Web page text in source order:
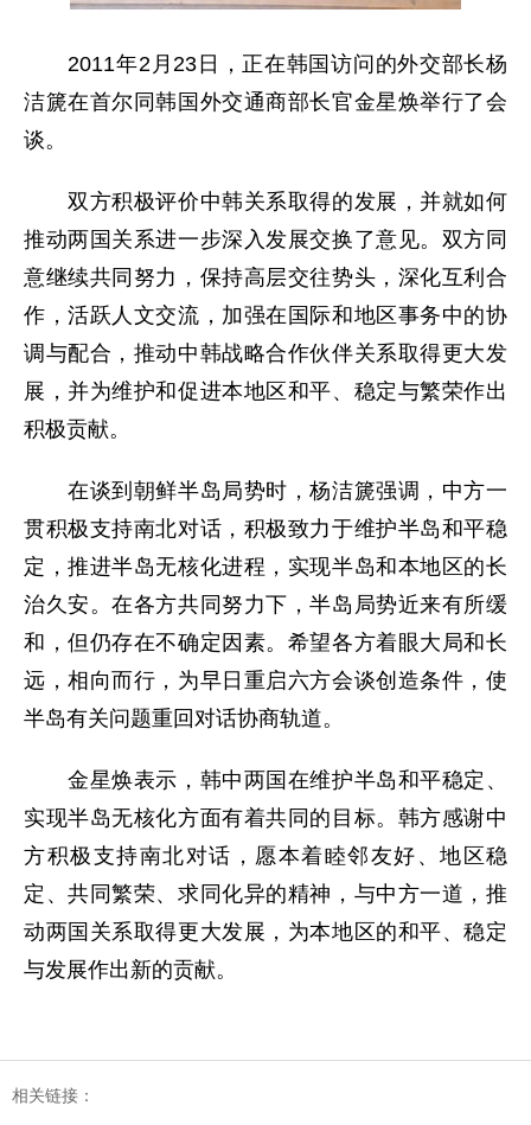
2011年2月23日，正在韩国访问的外交部长杨
洁篪在首尔同韩国外交通商部长官金星焕举行了会
谈。
双方积极评价中韩关系取得的发展，并就如何
推动两国关系进一步深入发展交换了意见。双方同
意继续共同努力，保持高层交往势头，深化互利合
作，活跃人文交流，加强在国际和地区事务中的协
调与配合，推动中韩战略合作伙伴关系取得更大发
展，并为维护和促进本地区和平、稳定与繁荣作出
积极贡献。
在谈到朝鲜半岛局势时，杨洁篪强调，中方一
贯积极支持南北对话，积极致力于维护半岛和平稳
定，推进半岛无核化进程，实现半岛和本地区的长
治久安。在各方共同努力下，半岛局势近来有所缓
和，但仍存在不确定因素。希望各方着眼大局和长
远，相向而行，为早日重启六方会谈创造条件，使
半岛有关问题重回对话协商轨道。
金星焕表示，韩中两国在维护半岛和平稳定、
实现半岛无核化方面有着共同的目标。韩方感谢中
方积极支持南北对话，愿本着睦邻友好、地区稳
定、共同繁荣、求同化异的精神，与中方一道，推
动两国关系取得更大发展，为本地区的和平、稳定
与发展作出新的贡献。
相关链接：